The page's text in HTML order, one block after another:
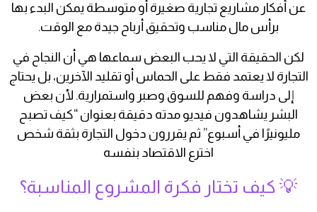
عن أفكار مشاريع تجارية صغيرة أو متوسطة يمكن البدء بها
برأس مال مناسب وتحقيق أرباح جيدة مع الوقت.
لكن الحقيقة التي لا يحب البعض سماعها هي أن النجاح في
التجارة لا يعتمد فقط على الحماس أو تقليد الآخرين، بل يحتاج
إلى دراسة وفهم للسوق وصبر واستمرارية. لأن بعض
البشر يشاهدون فيديو مدته دقيقة بعنوان “كيف تصبح
مليونيرًا في أسبوع” ثم يقررون دخول التجارة بثقة شخص
اخترع الاقتصاد بنفسه
💡 كيف تختار فكرة المشروع المناسبة؟